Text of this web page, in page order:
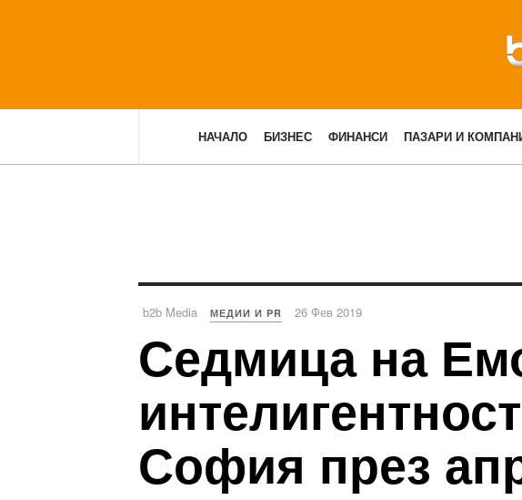
НАЧАЛО БИЗНЕС ФИНАНСИ ПАЗАРИ И
b2b Media МЕДИИ И PR 26 Фев 2019
Седмица на
София през